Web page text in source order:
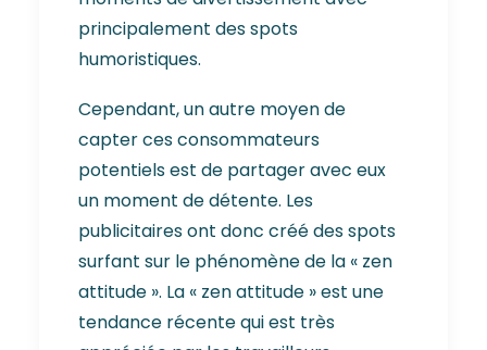
principalement des spots
humoristiques.
Cependant, un autre moyen de
capter ces consommateurs
potentiels est de partager avec eux
un moment de détente. Les
publicitaires ont donc créé des spots
surfant sur le phénomène de la « zen
attitude ». La « zen attitude » est une
tendance récente qui est très